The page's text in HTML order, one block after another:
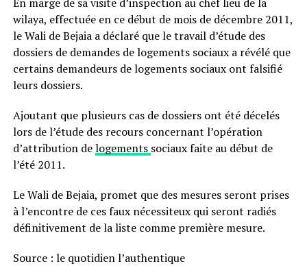
wilaya, effectuée en ce début de mois de décembre 2011,
le Wali de Bejaia a déclaré que le travail d’étude des
dossiers de demandes de logements sociaux a révélé que
certains demandeurs de logements sociaux ont falsifié
leurs dossiers.
Ajoutant que plusieurs cas de dossiers ont été décelés
lors de l’étude des recours concernant l’opération
d’attribution delogements sociaux faite au début de
l’été 2011.
Le Wali de Bejaia, promet que des mesures seront prises
à l’encontre de ces faux nécessiteux qui seront radiés
définitivement de la liste comme première mesure.
Source : le quotidien l’authentique